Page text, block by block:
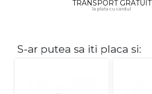
TRANSPORT GRATUIT
la plata cu cardul
S-ar putea sa iti placa si: